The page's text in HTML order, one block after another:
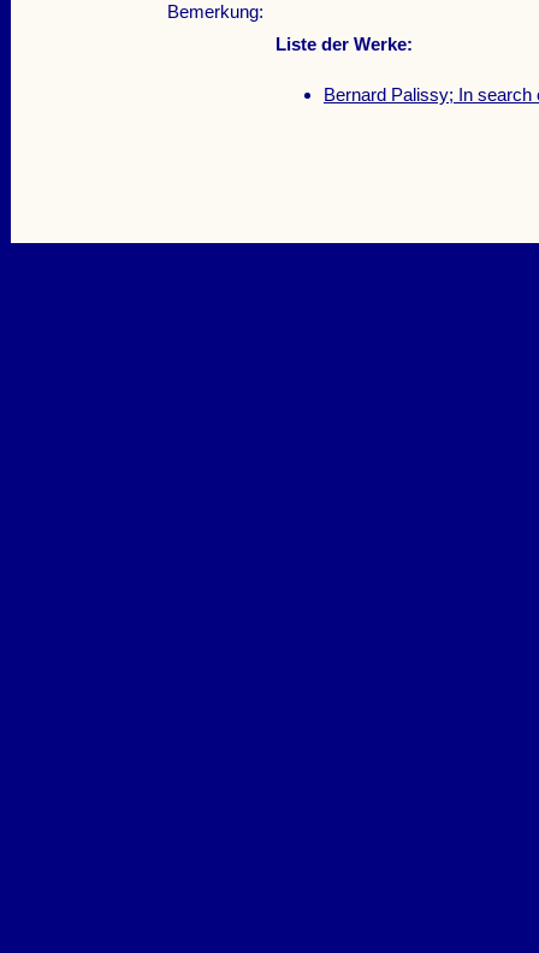
Bemerkung:
Liste der Werke:
Bernard Palissy; In